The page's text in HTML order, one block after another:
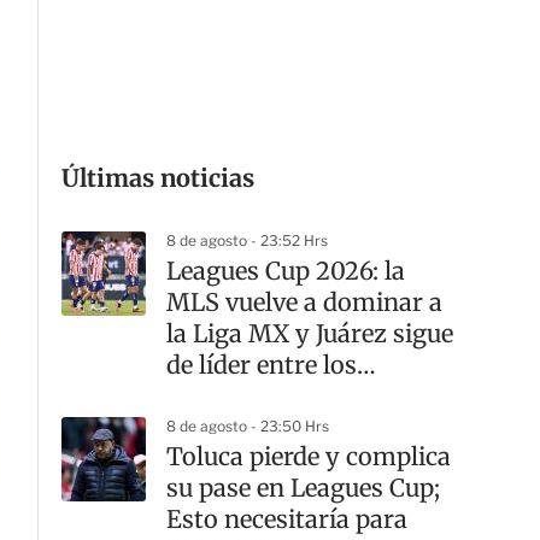
Últimas noticias
8 de agosto - 23:52 Hrs
Leagues Cup 2026: la
MLS vuelve a dominar a
la Liga MX y Juárez sigue
de líder entre los
8 de agosto - 23:50 Hrs
Toluca pierde y complica
su pase en Leagues Cup;
Esto necesitaría para